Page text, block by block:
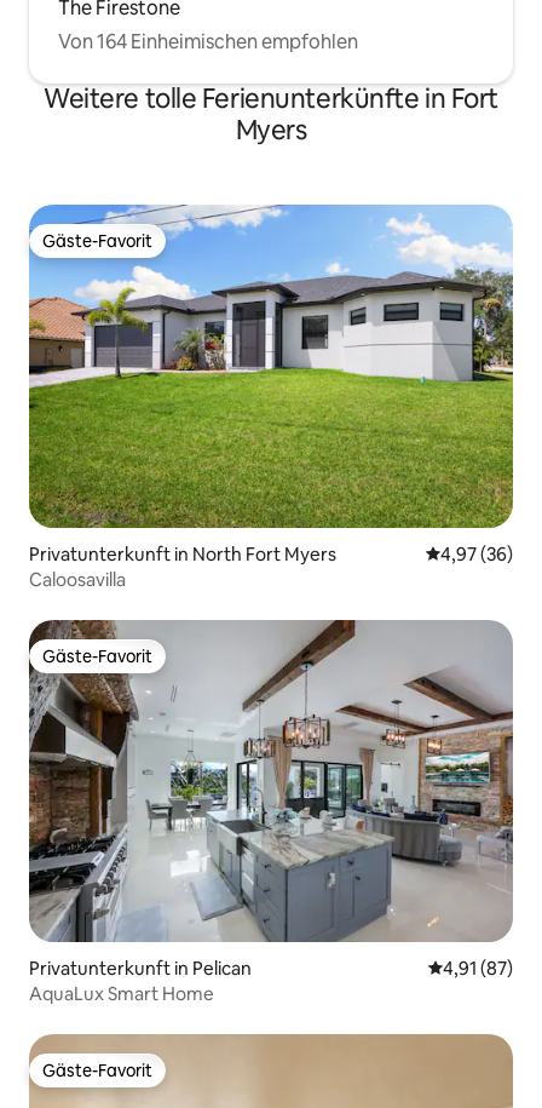
The Firestone
Von 164 Einheimischen empfohlen
Weitere tolle Ferienunterkünfte in Fort
Myers
Gäste-Favorit
Gäste-Favorit
Privatunterkunft in North Fort Myers
4,97 (36)
Caloosavilla
Gäste-Favorit
Gäste-Favorit
Privatunterkunft in Pelican
4,91 (87)
AquaLux Smart Home
Gäste-Favorit
Gäste-Favorit